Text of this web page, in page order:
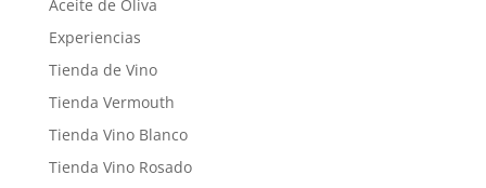
Aceite de Oliva
Experiencias
Tienda de Vino
Tienda Vermouth
Tienda Vino Blanco
Tienda Vino Rosado